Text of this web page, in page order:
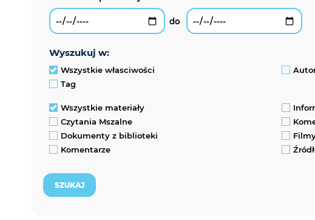
wyszukuj w:
Wszystkie własciwości
Tag
Wszystkie materiały
Czytania Mszalne
Dokumenty z biblioteki
Komentarze